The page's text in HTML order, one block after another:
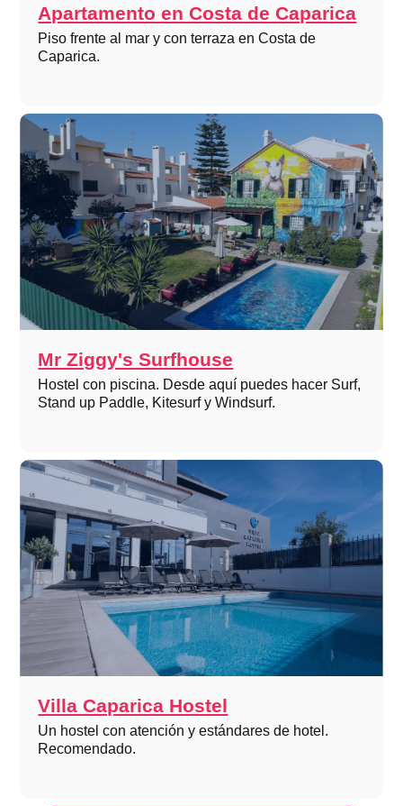
Apartamento en Costa de Caparica
Piso frente al mar y con terraza en Costa de
Caparica.
Mr Ziggy's Surfhouse
Hostel con piscina. Desde aquí puedes hacer Surf,
Stand up Paddle, Kitesurf y Windsurf.
Villa Caparica Hostel
Un hostel con atención y estándares de hotel.
Recomendado.